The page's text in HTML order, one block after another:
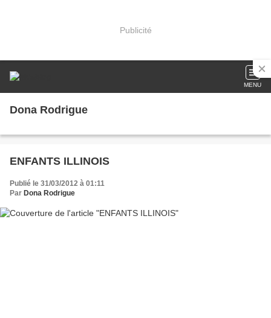
Publicité
MENU
Dona Rodrigue
ENFANTS ILLINOIS
Publié le 31/03/2012 à 01:11
Par Dona Rodrigue